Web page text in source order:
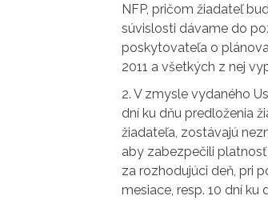
NFP, pričom žiadateľ
súvislosti dávame do
poskytovateľa o
2011 a všetkých z nej
2. V zmysle vydaného
dní ku dňu predloženia
žiadateľa, zostávajú
aby zabezpečili
za rozhodujúci deň, pri
mesiace, resp. 10 dní ku